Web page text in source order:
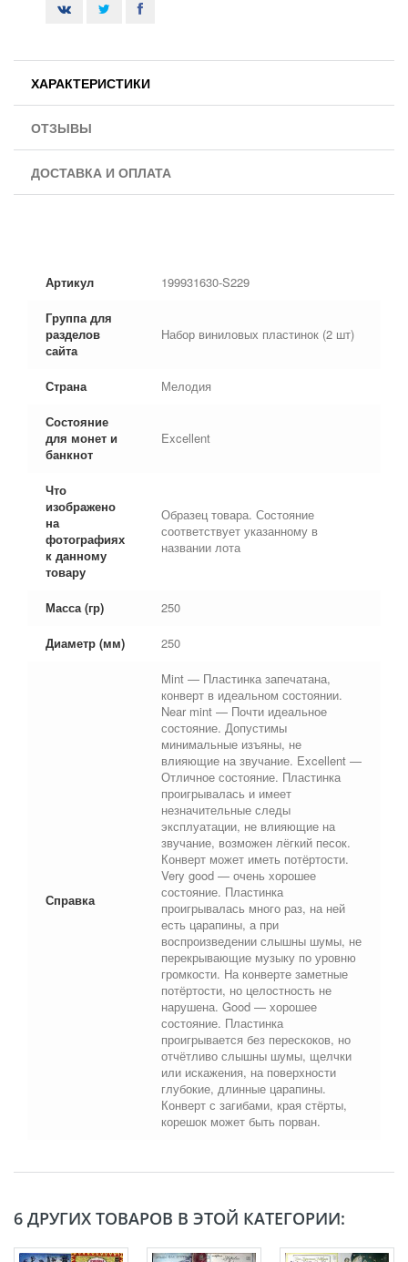
ХАРАКТЕРИСТИКИ
ОТЗЫВЫ
ДОСТАВКА И ОПЛАТА
Артикул 199931630-S229
Группа для
разделов
сайта
Набор виниловых пластинок (2 шт)
Страна Мелодия
Состояние
для монет и
банкнот
Excellent
Что
изображено
на
фотографиях
к данному
товару
Образец товара. Состояние
соответствует указанному в
названии лота
Масса (гр) 250
Диаметр (мм) 250
Справка
Mint — Пластинка запечатана,
конверт в идеальном состоянии.
Near mint — Почти идеальное
состояние. Допустимы
минимальные изъяны, не
влияющие на звучание. Excellent —
Отличное состояние. Пластинка
проигрывалась и имеет
незначительные следы
эксплуатации, не влияющие на
звучание, возможен лёгкий песок.
Конверт может иметь потёртости.
Very good — очень хорошее
состояние. Пластинка
проигрывалась много раз, на ней
есть царапины, а при
воспроизведении слышны шумы, не
перекрывающие музыку по уровню
громкости. На конверте заметные
потёртости, но целостность не
нарушена. Good — хорошее
состояние. Пластинка
проигрывается без перескоков, но
отчётливо слышны шумы, щелчки
или искажения, на поверхности
глубокие, длинные царапины.
Конверт с загибами, края стёрты,
корешок может быть порван.
6 ДРУГИХ ТОВАРОВ В ЭТОЙ КАТЕГОРИИ: